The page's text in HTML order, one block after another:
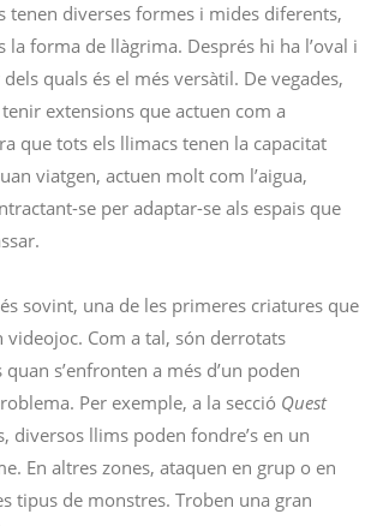
tenen diverses formes i mides diferents,
la forma de llàgrima. Després hi ha l’oval i
quals és el més versàtil. De vegades,
extensions que actuen com a
que tots els llimacs tenen la capacitat
viatgen, actuen molt com l’aigua,
se per adaptar-se als espais que
sovint, una de les primeres criatures que
videojoc. Com a tal, són derrotats
s’enfronten a més d’un poden
Per exemple, a la secció Quest
diversos llims poden fondre’s en un
En altres zones, ataquen en grup o en
tipus de monstres. Troben una gran